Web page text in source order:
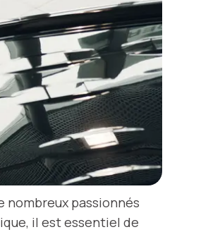
nombreux passionnés
il est essentiel de